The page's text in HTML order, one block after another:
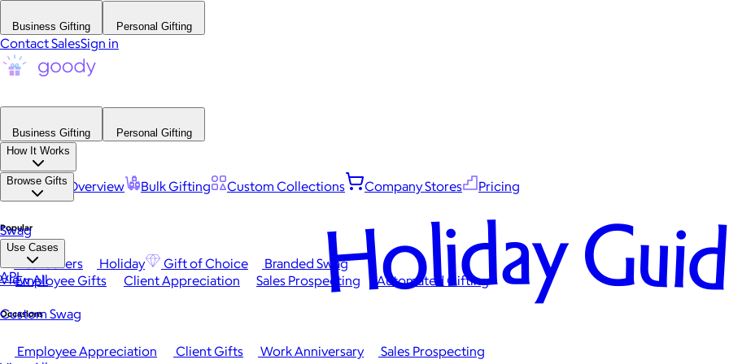
Business Gifting Personal Gifting
Contact SalesSign in
Business Gifting
Personal Gifting
How It Works
Platform Overview Bulk Gifting Custom Collections Company Stores Pricing
Browse Gifts
Popular
Best Sellers Holiday Gift of Choice
Branded Swag
View All
Occasions
Employee Appreciation Client Gifts Work Anniversary
Sales Prospecting
Swag
Use Cases
Employee Gifts Client Appreciation Sales Prospecting Automated Gifting
Custom Swag
API Holiday